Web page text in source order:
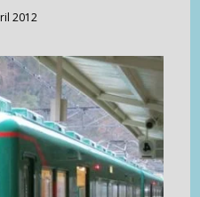
2012